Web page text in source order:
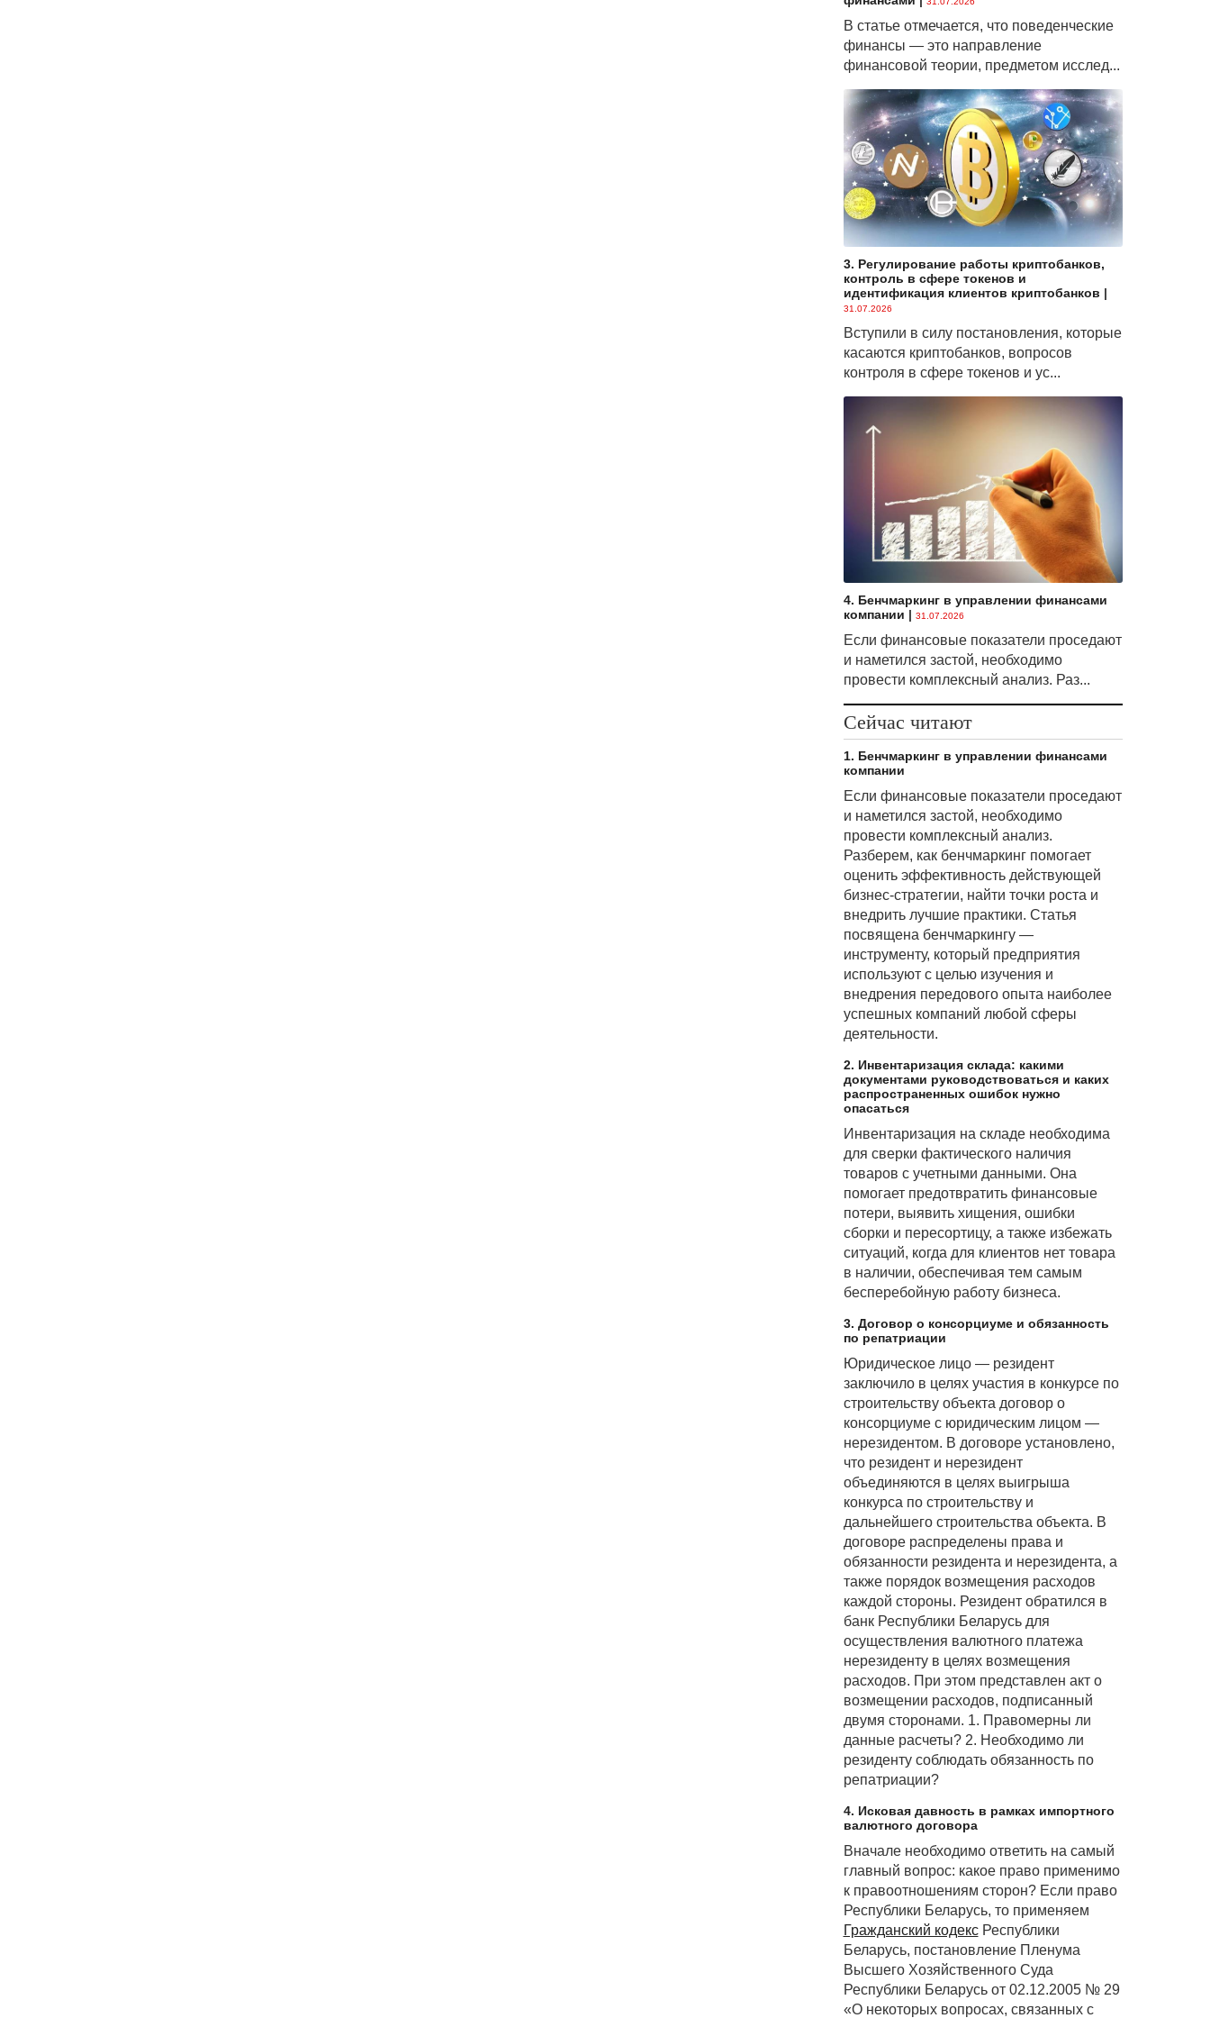
В статье отмечается, что поведенческие
финансы — это направление
финансовой теории, предметом исслед...
3. Регулирование работы криптобанков,
контроль в сфере токенов и
идентификация клиентов криптобанков |
31.07.2026
Вступили в силу постановления, которые
касаются криптобанков, вопросов
контроля в сфере токенов и ус...
4. Бенчмаркинг в управлении финансами
компании | 31.07.2026
Если финансовые показатели проседают
и наметился застой, необходимо
провести комплексный анализ. Раз...
Сейчас читают
1. Бенчмаркинг в управлении финансами
компании
Если финансовые показатели проседают
и наметился застой, необходимо
провести комплексный анализ.
Разберем, как бенчмаркинг помогает
оценить эффективность действующей
бизнес-стратегии, найти точки роста и
внедрить лучшие практики. Статья
посвящена бенчмаркингу —
инструменту, который предприятия
используют с целью изучения и
внедрения передового опыта наиболее
успешных компаний любой сферы
деятельности.
2. Инвентаризация склада: какими
документами руководствоваться и каких
распространенных ошибок нужно
опасаться
Инвентаризация на складе необходима
для сверки фактического наличия
товаров с учетными данными. Она
помогает предотвратить финансовые
потери, выявить хищения, ошибки
сборки и пересортицу, а также избежать
ситуаций, когда для клиентов нет товара
в наличии, обеспечивая тем самым
бесперебойную работу бизнеса.
3. Договор о консорциуме и обязанность
по репатриации
Юридическое лицо — резидент
заключило в целях участия в конкурсе по
строительству объекта договор о
консорциуме с юридическим лицом —
нерезидентом. В договоре установлено,
что резидент и нерезидент
объединяются в целях выигрыша
конкурса по строительству и
дальнейшего строительства объекта. В
договоре распределены права и
обязанности резидента и нерезидента, а
также порядок возмещения расходов
каждой стороны. Резидент обратился в
банк Республики Беларусь для
осуществления валютного платежа
нерезиденту в целях возмещения
расходов. При этом представлен акт о
возмещении расходов, подписанный
двумя сторонами. 1. Правомерны ли
данные расчеты? 2. Необходимо ли
резиденту соблюдать обязанность по
репатриации?
4. Исковая давность в рамках импортного
валютного договора
Вначале необходимо ответить на самый
главный вопрос: какое право применимо
к правоотношениям сторон? Если право
Республики Беларусь, то применяем
Гражданский кодексРеспублики
Беларусь, постановление Пленума
Высшего Хозяйственного Суда
Республики Беларусь от 02.12.2005 № 29
«О некоторых вопросах, связанных с